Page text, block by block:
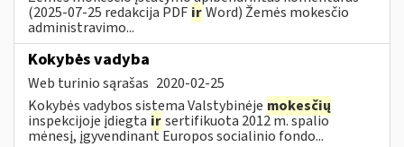
(2025-07-25 redakcija PDF irWord) Žemės mokesčio
administravimo...
Kokybės vadyba
Web turinio sąrašas 2020-02-25
Kokybės vadybos sistema Valstybinėje mokesčių
inspekcijoje įdiegta irsertifikuota 2012 m. spalio
mėnesį, įgyvendinant Europos socialinio fondo...